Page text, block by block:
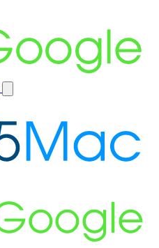
Switch